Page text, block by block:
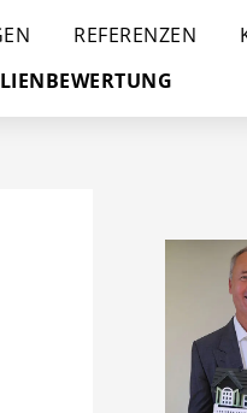
REFERENZEN